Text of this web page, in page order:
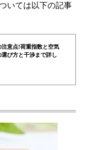
いては以下の記事
注意点!荷重指数と空気
び方と干渉まで詳し